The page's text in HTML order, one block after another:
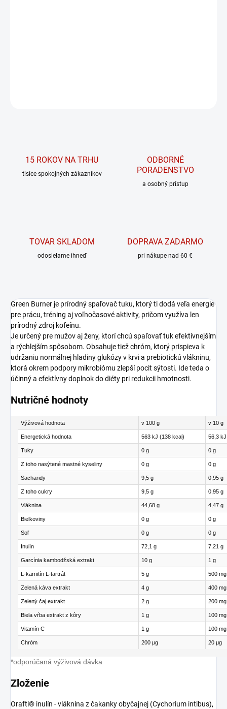
15 ROKOV NA TRHU
tisíce spokojných zákazníkov
ODBORNÉ
PORADENSTVO
a osobný prístup
TOVAR SKLADOM
odosielame ihneď
DOPRAVA ZADARMO
pri nákupe nad 60 €
Green Burner je prírodný spaľovač tuku, ktorý ti dodá veľa energie
pre prácu, tréning aj voľnočasové aktivity, pričom využíva len
prírodný zdroj kofeínu.
Je určený pre mužov aj ženy, ktorí chcú spaľovať tuk efektívnejším
a rýchlejším spôsobom. Obsahuje tiež chróm, ktorý prispieva k
udržaniu normálnej hladiny glukózy v krvi a prebiotickú vlákninu,
ktorá okrem podpory mikrobiómu zlepší pocit sýtosti. Ide teda o
účinný a efektívny doplnok do diéty pri redukcii hmotnosti.
Nutričné hodnoty
Výživová hodnota v 100 g v 10 g
Energetická hodnota 563 kJ (138 kcal) 56,3
Tuky 0 g 0 g
Z toho nasýtené mastné kyseliny 0 g 0 g
Sacharidy 9,5 g 0,95 g
Z toho cukry 9,5 g 0,95 g
Vláknina 44,68 g 4,47 g
Bielkoviny 0 g 0 g
Soľ 0 g 0 g
Inulín 72,1 g 7,21 g
Garcínia kambodžská extrakt 10 g 1 g
L-karnitín L-tartrát 5 g 500 mg
Zelená káva extrakt 4 g 400 mg
Zelený čaj extrakt 2 g 200 mg
Biela vŕba extrakt z kôry 1 g 100 mg
Vitamín C 1 g 100 mg
Chróm 200 μg 20 μg
*odporúčaná výživová dávka
Zloženie
Orafti® inulín - vláknina z čakanky obyčajnej (Cychorium intibus),